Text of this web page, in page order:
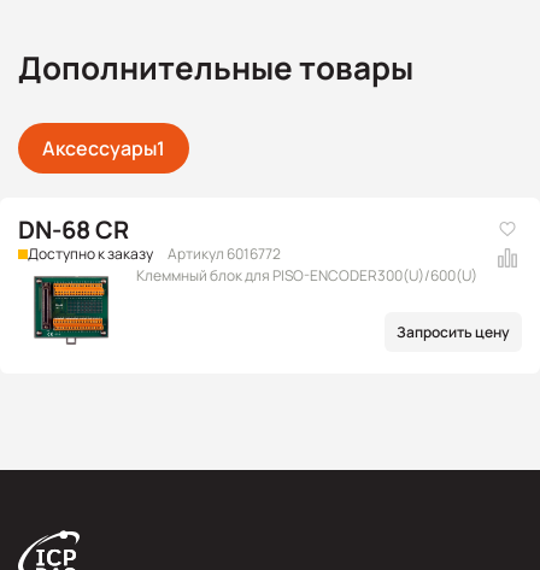
Дополнительные товары
Аксессуары1
DN-68 CR
Доступно к заказу
Артикул 6016772
Клеммный блок для PISO-ENCODER300(U)/600(U)
Запросить цену